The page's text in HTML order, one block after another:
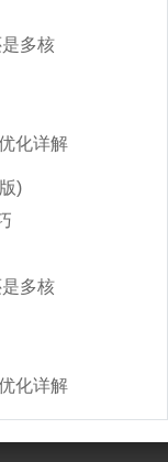
多核
化详解
)
多核
化详解